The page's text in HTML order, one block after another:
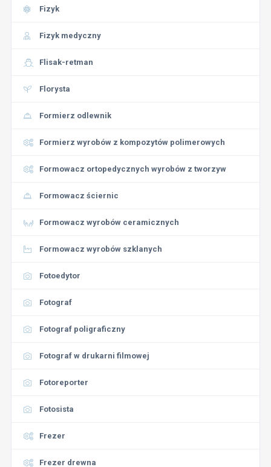
Fizyk
Fizyk medyczny
Flisak-retman
Florysta
Formierz odlewnik
Formierz wyrobów z kompozytów polimerowych
Formowacz ortopedycznych wyrobów z tworzyw
Formowacz ściernic
Formowacz wyrobów ceramicznych
Formowacz wyrobów szklanych
Fotoedytor
Fotograf
Fotograf poligraficzny
Fotograf w drukarni filmowej
Fotoreporter
Fotosista
Frezer
Frezer drewna